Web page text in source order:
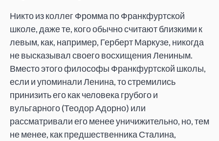
Никто из коллег Фромма по Франкфуртской
школе, даже те, кого обычно считают близкими к
левым, как, например, Герберт Маркузе, никогда
не высказывал своего восхищения Лениным.
Вместо этого философы Франкфуртской школы,
если и упоминали Ленина, то стремились
принизить его как человека грубого и
вульгарного (Теодор Адорно) или
рассматривали его менее уничижительно, но, тем
не менее, как предшественника Сталина,